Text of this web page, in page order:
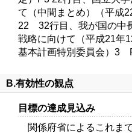
て（中間まとめ）（平成
22 32行目、我が国の中
戦略に向けて（平成21年
基本計画特別委員会）3
B.有効性の観点
目標の達成見込み
関係府省によるこれま